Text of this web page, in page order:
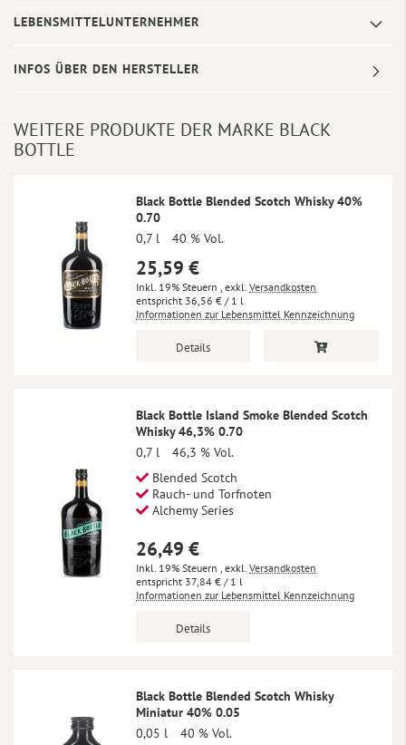
LEBENSMITTELUNTERNEHMER
INFOS ÜBER DEN HERSTELLER
WEITERE PRODUKTE DER MARKE BLACK
BOTTLE
Black Bottle Blended Scotch Whisky 40%
0.70
0,7 l
40 % Vol.
25,59 €
Inkl. 19% Steuern , exkl. Versandkosten
36,56 € / 1 l
Informationen zur Lebensmittel Kennzeichnung
Details
Black Bottle Island Smoke Blended Scotch
Whisky 46,3% 0.70
0,7 l
46,3 % Vol.
Blended Scotch
Rauch- und Torfnoten
Alchemy Series
26,49 €
Inkl. 19% Steuern , exkl. Versandkosten
37,84 € / 1 l
Informationen zur Lebensmittel Kennzeichnung
Details
Black Bottle Blended Scotch Whisky
Miniatur 40% 0.05
0,05 l
40 % Vol.